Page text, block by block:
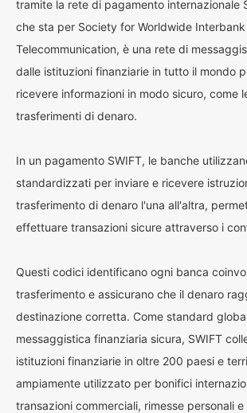
tramite la rete di pagamento internazionale
che sta per Society for Worldwide Interbank
Telecommunication, è una rete di
dalle istituzioni finanziarie in tutto il mondo
ricevere informazioni in modo sicuro, come
trasferimenti di denaro.
In un pagamento SWIFT, le banche
standardizzati per inviare e ricevere
trasferimento di denaro l'una all'altra,
effettuare transazioni sicure attraverso i
Questi codici identificano ogni banca
trasferimento e assicurano che il denaro
destinazione corretta. Come standard
messaggistica finanziaria sicura, SWIFT
istituzioni finanziarie in oltre 200 paesi e
ampiamente utilizzato per bonifici
transazioni commerciali, rimesse personali